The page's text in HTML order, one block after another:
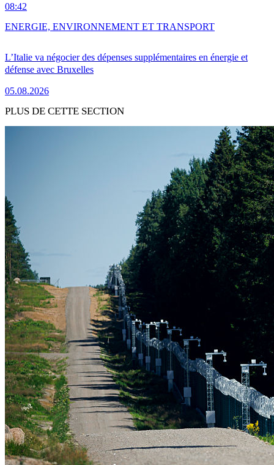
08:42
L’Italie va négocier des dépenses supplémentaires en énergie et
défense avec Bruxelles
05.08.2026
ENERGIE, ENVIRONNEMENT ET TRANSPORT
PLUS DE CETTE SECTION